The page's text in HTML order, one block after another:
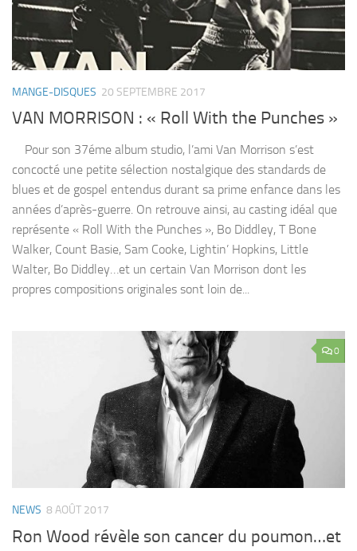
MANGE-DISQUES 20 SEPTEMBRE 2017
VAN MORRISON : « Roll With the Punches »
Pour son 37éme album studio, l’ami Van Morrison s’est
concocté une petite sélection nostalgique des standards de
blues et de gospel entendus durant sa prime enfance dans les
années d’après-guerre. On retrouve ainsi, au casting idéal que
représente « Roll With the Punches », Bo Diddley, T Bone
Walker, Count Basie, Sam Cooke, Lightin’ Hopkins, Little
Walter, Bo Diddley…et un certain Van Morrison dont les
propres compositions originales sont loin de...
0
NEWS 8 AOÛT 2017
Ron Wood révèle son cancer du poumon…et